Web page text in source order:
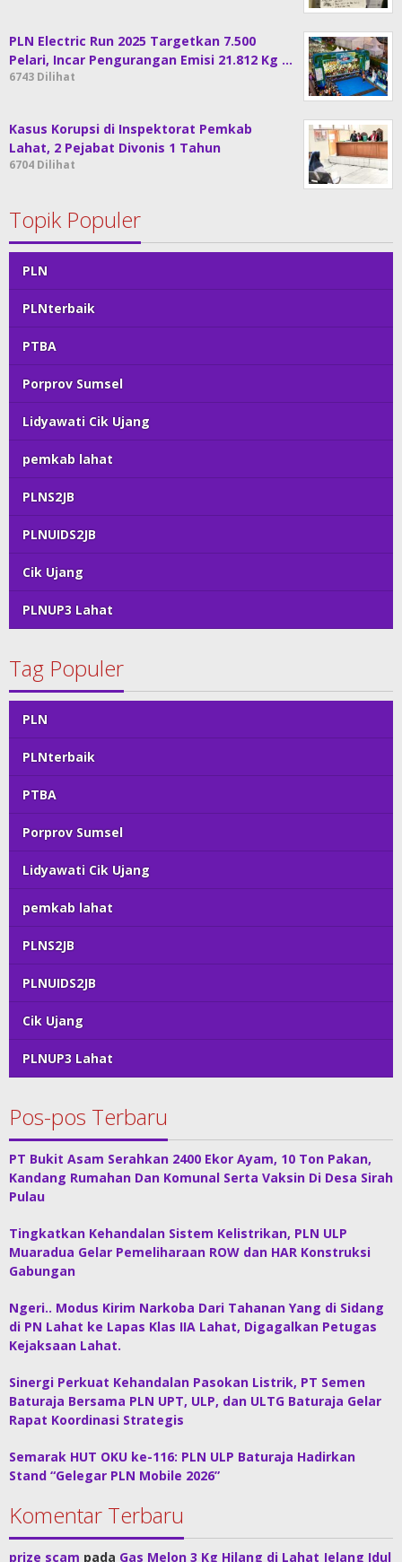
PLN Electric Run 2025 Targetkan 7.500
Pelari, Incar Pengurangan Emisi 21.812 Kg …
6743 Dilihat
Kasus Korupsi di Inspektorat Pemkab
Lahat, 2 Pejabat Divonis 1 Tahun
6704 Dilihat
Topik Populer
PLN
PLNterbaik
PTBA
Porprov Sumsel
Lidyawati Cik Ujang
pemkab lahat
PLNS2JB
PLNUIDS2JB
Cik Ujang
PLNUP3 Lahat
Tag Populer
PLN
PLNterbaik
PTBA
Porprov Sumsel
Lidyawati Cik Ujang
pemkab lahat
PLNS2JB
PLNUIDS2JB
Cik Ujang
PLNUP3 Lahat
Pos-pos Terbaru
PT Bukit Asam Serahkan 2400 Ekor Ayam, 10 Ton Pakan,
Kandang Rumahan Dan Komunal Serta Vaksin Di Desa Sirah
Pulau
Tingkatkan Kehandalan Sistem Kelistrikan, PLN ULP
Muaradua Gelar Pemeliharaan ROW dan HAR Konstruksi
Gabungan
Ngeri.. Modus Kirim Narkoba Dari Tahanan Yang di Sidang
di PN Lahat ke Lapas Klas IIA Lahat, Digagalkan Petugas
Kejaksaan Lahat.
Sinergi Perkuat Kehandalan Pasokan Listrik, PT Semen
Baturaja Bersama PLN UPT, ULP, dan ULTG Baturaja Gelar
Rapat Koordinasi Strategis
Semarak HUT OKU ke-116: PLN ULP Baturaja Hadirkan
Stand “Gelegar PLN Mobile 2026”
Komentar Terbaru
prize scam pada Gas Melon 3 Kg Hilang di Lahat Jelang Idul